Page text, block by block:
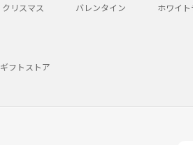
クリスマス バレンタイン ホワイ
フトストア